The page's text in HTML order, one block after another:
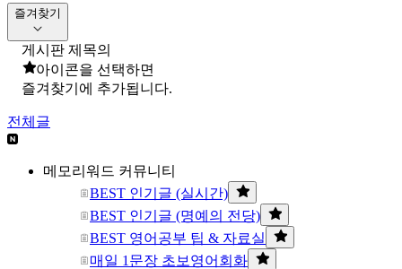
즐겨찾기
게시판 제목의
아이콘을 선택하면
즐겨찾기에 추가됩니다.
전체글
메모리워드 커뮤니티
BEST 인기글 (실시간)
BEST 인기글 (명예의 전당)
BEST 영어공부 팁 & 자료실
매일 1문장 초보영어회화